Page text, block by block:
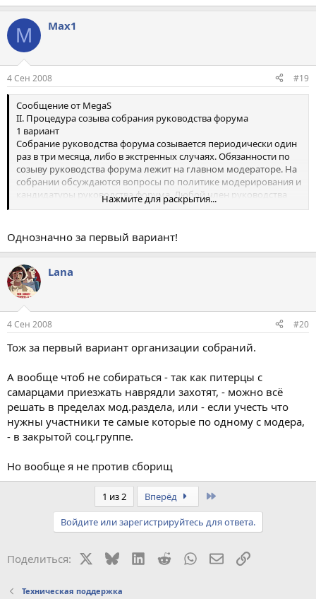
M Max1
4 Сен 2008 #19
Сообщение от MegaS
II. Процедура созыва собрания руководства форума
1 вариант
Собрание руководства форума созывается периодически один
раз в три месяца, либо в экстренных случаях. Обязанности по
созыву руководства форума лежит на главном модераторе. На
собрании обсуждаются вопросы по политике модерирования и
кандидатуры руководства форума. Любой член руководства
форума может лично пригласить на собрание одного
присутствующие на собрании форума люди имеют одинаковое
право слова и голоса.
Собрание руководство форума проводится на Пати caves.ru
один раз в месяц. На собрании обсуждаются вопросы по
политике модерирования и кандидатуры руководства форума.
Любой участник форума имеет право прийти на собрание. При
этом все присутствующие на собрании форума люди имеют
одинаковое право слова и голоса.
3 вариант
Съяны в Большом колоннике один раз в пол года. На собрании
обсуждаются вопросы по политике модерирования и
кандидатуры руководства форума. Любой участник форума
имеет право прийти на собрание. При этом все
присутствующие на собрании форума люди имеют одинаковое
право слова и голоса.
Нажмите для раскрытия...
Однозначно за первый вариант!
Lana
4 Сен 2008 #20
Тож за первый вариант организации собраний.
А вообще чтоб не собираться - так как питерцы с
самарцами приезжать наврядли захотят, - можно всё
решать в пределах мод.раздела, или - если учесть что
нужны участники те самые которые по одному с модера,
- в закрытой соц.группе.
Но вообще я не против сборищ
1 из 2 Вперёд
Войдите или зарегистрируйтесь для ответа.
Поделиться: BlueskyLinkedIn
RedditWhatsAppЭлектронная
Ссылка
Техническая поддержка